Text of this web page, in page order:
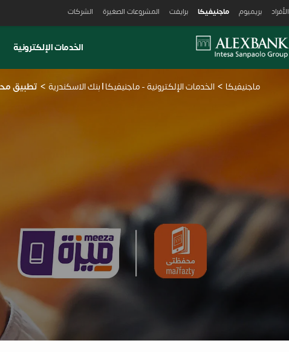
Skiplinks
الأفراد بريميوم ماجنيفيكا برايفت المشروعات الصغيرة الشركات
الخدمات الإلكترونية
ماجنيفيكا الخدمات الإلكترونية - ماجنيفيكا | بنك الاسكندرية تطبيق